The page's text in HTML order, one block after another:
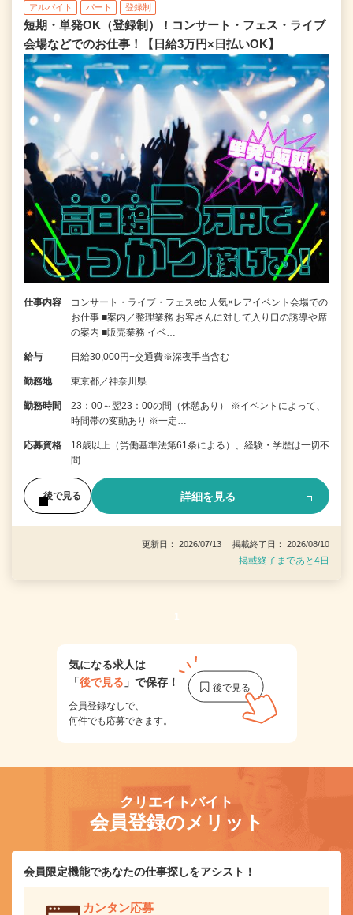
アルバイト パート 登録制
短期・単発OK（登録制）！コンサート・フェス・ライブ
会場などでのお仕事！【日給3万円×日払いOK】
仕事内容
コンサート・ライブ・フェスetc 人気×レアイベント会場での
お仕事 ■案内／整理業務 お客さんに対して入り口の誘導や席
の案内 ■販売業務 イベ…
給与 日給30,000円+交通費※深夜手当含む
勤務地 東京都／神奈川県
勤務時間
23：00～翌23：00の間（休憩あり） ※イベントによって、
時間帯の変動あり ※一定…
応募資格
18歳以上（労働基準法第61条による）、経験・学歴は一切不
問
後で見る 詳細を見る
更新日： 2026/07/13 掲載終了日： 2026/08/10
掲載終了まであと4日
1
気になる求人は
「後で見る 」で保存！
会員登録なしで、
何件でも応募できます。
クリエイトバイト
会員登録のメリット
会員限定機能であなたの仕事探しをアシスト！
カンタン応募